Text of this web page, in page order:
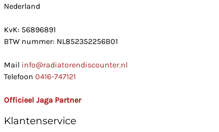
Nederland
KvK: 56896891
BTW nummer: NL852352256B01
Mail info@radiatorendiscounter.nl
Telefoon 0416-747121
Officieel Jaga Partner
Klantenservice